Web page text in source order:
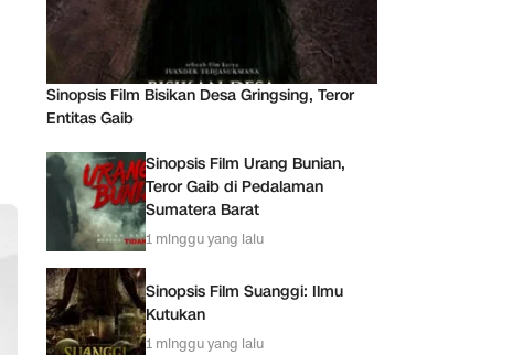
Sinopsis Film Bisikan Desa Gringsing, Teror
Entitas Gaib
Sinopsis Film Urang Bunian,
Teror Gaib di Pedalaman
Sumatera Barat
1 minggu yang lalu
Sinopsis Film Suanggi: Ilmu
Kutukan
1 minggu yang lalu